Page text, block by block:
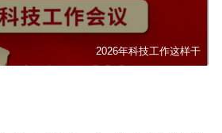
2026年科技工作这样干